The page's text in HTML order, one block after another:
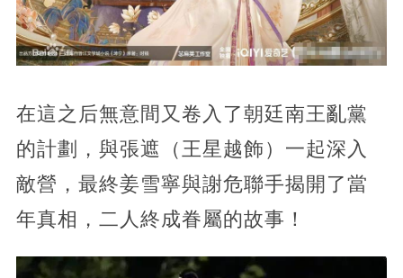
在這之后無意間又卷入了朝廷南王亂黨
的計劃，與張遮（王星越飾）一起深入
敵營，最終姜雪寧與謝危聯手揭開了當
年真相，二人終成眷屬的故事！